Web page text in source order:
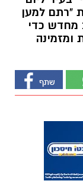
"רתם למען
מחדש כדי
ומזמינה